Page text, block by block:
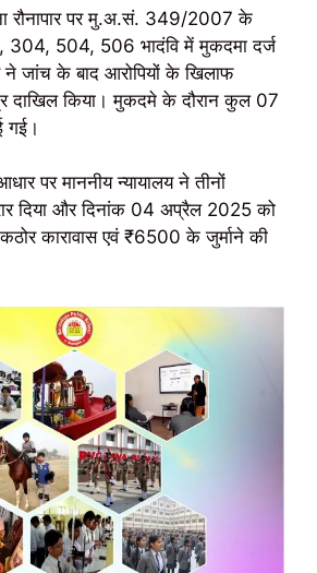
रौनापार पर मु.अ.सं. 349/2007 के
304, 504, 506 भादंवि में मुकदमा दर्ज
ने जांच के बाद आरोपियों के खिलाफ
दाखिल किया। मुकदमे के दौरान कुल 07
गई।
पर माननीय न्यायालय ने तीनों
दिया और दिनांक 04 अप्रैल 2025 को
कारावास एवं ₹6500 के जुर्माने की